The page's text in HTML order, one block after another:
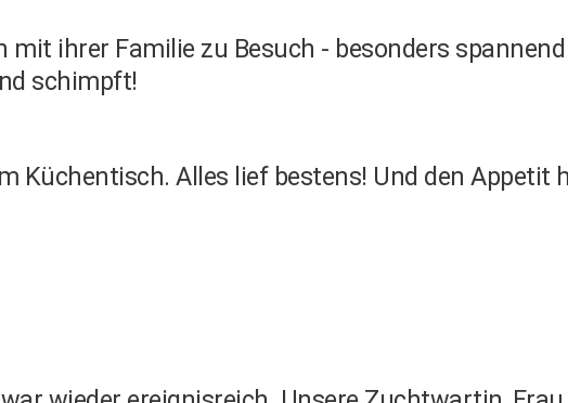
mit ihrer Familie zu Besuch - besonders
schimpft!
Küchentisch. Alles lief bestens! Und den Appetit